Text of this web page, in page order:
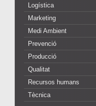
Logística
Marketing
Medi Ambient
Prevenció
Producció
Qualitat
Recursos humans
Tècnica